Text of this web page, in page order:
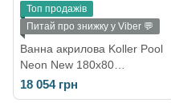
Топ продажів
Питай про знижку у Viber 💬
Ванна акрилова Koller Pool
Neon New 180х80
NEONNEW180X80
18 054 грн